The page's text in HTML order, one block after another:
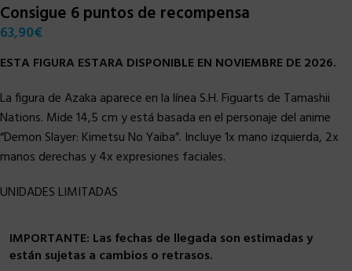
Consigue 6 puntos de recompensa
63,90€
ESTA FIGURA ESTARA DISPONIBLE EN NOVIEMBRE DE 2026.
La figura de Azaka aparece en la línea S.H. Figuarts de Tamashii
Nations. Mide 14,5 cm y está basada en el personaje del anime
“Demon Slayer: Kimetsu No Yaiba”. Incluye 1x mano izquierda, 2x
manos derechas y 4x expresiones faciales.
UNIDADES LIMITADAS
IMPORTANTE: Las fechas de llegada son estimadas y
están sujetas a cambios o retrasos.